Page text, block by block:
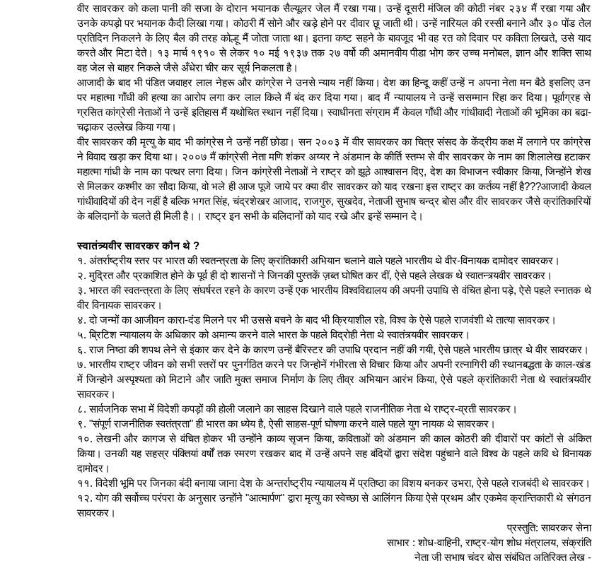
वीर सावरकर को कला पानी की सजा के दोरान भयानक सैल्यूलर जेल मैं रखा गया। उन्हें दूसरी मंजिल की कोठी नंबर २३४ मैं रखा गया और
उनके कपड़ो पर भयानक कैदी लिखा गया। कोठरी मैं सोने और खड़े होने पर दीवार छू जाती थी। उन्हें नारियल की रस्सी बनाने और ३० पोंड तेल
प्रतिदिन निकलने के लिए बैल की तरह कोल्हू मैं जोता जाता था। इतना कष्ट सहने के बावजूद भी वह रत को दिवार पर कविता लिखते, उसे याद
करते और मिटा देते। १३ मार्च १९१० से लेकर १० मई १९३७ तक २७ वर्षो की अमानवीय पीडा भोग कर उच्च मनोबल, ज्ञान और शक्ति साथ
वह जेल से बाहर निकले जैसे अँधेरा चीर कर सूर्य निकलता है।
आजादी के बाद भी पंडित जवाहर लाल नेहरू और कांग्रेस ने उनसे न्याय नहीं किया। देश का हिन्दू कहीं उन्हें न अपना नेता मन बैठे इसलिए उन
पर महात्मा गाँधी की हत्या का आरोप लगा कर लाल किले मैं बंद कर दिया गया। बाद मैं न्यायालय ने उन्हें ससम्मान रिहा कर दिया। पूर्वाग्रह से
ग्रसित कांग्रेसी नेताओं ने उन्हें इतिहास मैं यथोचित स्थान नहीं दिया। स्वाधीनता संग्राम मैं केवल गाँधी और गांधीवादी नेताओं की भूमिका का बढा-
चढ़ाकर उल्लेख किया गया।
वीर सावरकर की मृत्यु के बाद भी कांग्रेस ने उन्हें नहीं छोडा। सन २००३ में वीर सावरकर का चित्र संसद के केंद्रीय कक्ष में लगाने पर कांग्रेस
ने विवाद खड़ा कर दिया था। २००७ मैं कांग्रेसी नेता मणि शंकर अय्यर ने अंडमान के कीर्ति स्तम्भ से वीर सावरकर के नाम का शिलालेख हटाकर
महात्मा गांधी के नाम का पत्थर लगा दिया। जिन कांग्रेसी नेताओं ने राष्ट्र को झूठे आश्वासन दिए, देश का विभाजन स्वीकार किया, जिन्होंने शेख
से मिलकर कश्मीर का सौदा किया, वो भले ही आज पूजे जाये पर क्या वीर सावरकर को याद रखना इस राष्ट्र का कर्तव्य नहीं है???आजादी केवल
गांधीवादियों की देन नहीं है बल्कि भगत सिंह, चंद्रशेखर आजाद, राजगुरु, सुखदेव, नेताजी सुभाष चन्द्र बोस और वीर सावरकर जैसे क्रांतिकारियों
के बलिदानों के चलते ही मिली है।। राष्ट्र इन सभी के बलिदानों को याद रखे और इन्हें सम्मान दे।
स्वातंत्र्यवीर सावरकर कौन थे ?
१. अंतर्राष्ट्रीय स्तर पर भारत की स्वतन्त्रता के लिए क्रांतिकारी अभियान चलाने वाले पहले भारतीय थे वीर-विनायक दामोदर सावरकर।
२. मुद्रित और प्रकाशित होने के पूर्व ही दो शासनों ने जिनकी पुस्तकें ज़ब्त घोषित कर दीं, ऐसे पहले लेखक थे स्वातन्त्र्यवीर सावरकर।
३. भारत की स्वतन्त्रता के लिए संघर्षरत रहने के कारण उन्हें एक भारतीय विश्वविद्यालय की अपनी उपाधि से वंचित होना पड़े, ऐसे पहले स्नातक थे
वीर विनायक सावरकर।
४. दो जन्मों का आजीवन कारा-दंड मिलने पर भी उससे बचने के बाद भी क्रियाशील रहे, विश्व के ऐसे पहले राजवंशी थे तात्या सावरकर।
५. ब्रिटिश न्यायालय के अधिकार को अमान्य करने वाले भारत के पहले विद्रोही नेता थे स्वातंत्र्यवीर सावरकर।
६. राज निष्ठा की शपथ लेने से इंकार कर देने के कारण उन्हें बैरिस्टर की उपाधि प्रदान नहीं की गयी, ऐसे पहले भारतीय छात्र थे वीर सावरकर।
७. भारतीय राष्ट्र जीवन को सभी स्तरों पर पुनर्गठित करने पर जिन्होनें गंभीरता से विचार किया और अपनी रत्नागिरी की स्थानबद्धता के काल-खंड
में जिन्होने अस्पृश्यता को मिटाने और जाति मुक्त समाज निर्माण के लिए तीव्र अभियान आरंभ किया, ऐसे पहले क्रांतिकारी नेता थे स्वातंत्र्यवीर
सावरकर।
८. सार्वजनिक सभा में विदेशी कपड़ों की होली जलाने का साहस दिखाने वाले पहले राजनीतिक नेता थे राष्ट्र-व्रती सावरकर।
९. "संपूर्ण राजनीतिक स्वतंत्रता" ही भारत का ध्येय है, ऐसी साहस-पूर्ण घोषणा करने वाले पहले युग नायक थे सावरकर।
१०. लेखनी और कागज से वंचित होकर भी उन्होंने काव्य सृजन किया, कविताओं को अंडमान की काल कोठरी की दीवारों पर कांटों से अंकित
किया। उनकी यह सहस्र पंक्तियां वर्षों तक स्मरण रखकर बाद में उन्हें अपने सह बंदियों द्वारा संदेश पहुंचाने वाले विश्व के पहले कवि थे विनायक
दामोदर।
११. विदेशी भूमि पर जिनका बंदी बनाया जाना देश के अन्तर्राष्ट्रीय न्यायालय में प्रतिष्ठा का विशय बनकर उभरा, ऐसे पहले राजबंदी थे सावरकर।
१२. योग की सर्वोच्च परंपरा के अनुसार उन्होंने "आत्मार्पण" द्वारा मृत्यु का स्वेच्छा से आलिंगन किया ऐसे प्रथम और एकमेव क्रान्तिकारी थे संगठन
सावरकर।
प्रस्तुति: सावरकर सेना
साभार : शोध-वाहिनी, राष्ट्र-योग शोध मंत्रालय, संक्रांति
नेता जी सुभाष चंद्र बोस संबंधित अतिरिक्त लेख -